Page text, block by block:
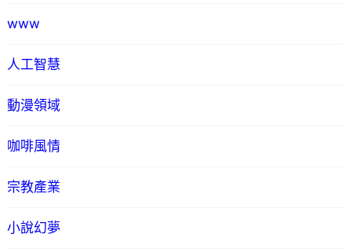
www
人工智慧
動漫領域
咖啡風情
宗教產業
小說幻夢